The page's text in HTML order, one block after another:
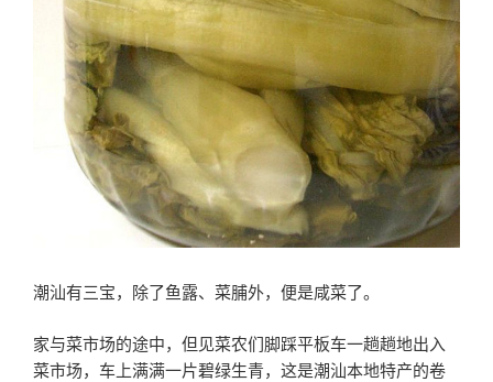
潮汕有三宝，除了鱼露、菜脯外，便是咸菜了。
家与菜市场的途中，但见菜农们脚踩平板车一趟趟地出入
菜市场，车上满满一片碧绿生青，这是潮汕本地特产的卷